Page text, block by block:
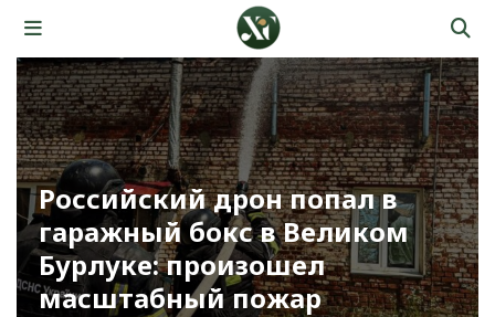
Российский дрон попал в
гаражный бокс в Великом
Бурлуке: произошел
масштабный пожар